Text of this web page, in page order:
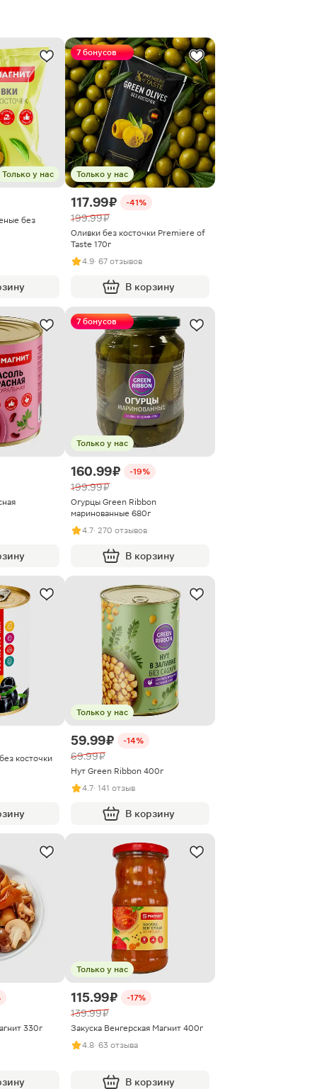
Только у нас
без
7 бонусов
Только у нас
117.99 ₽ -41%
199.99 ₽
Оливки без косточки Premiere of
Taste 170г
4.9· 67 отзывов
В корзину
7 бонусов
Только у нас
160.99 ₽ -19%
199.99 ₽
Огурцы Green Ribbon
маринованные 680г
4.7· 270 отзывов
В корзину
косточки
Только у нас
59.99 ₽ -14%
69.99 ₽
Нут Green Ribbon 400г
4.7· 141 отзыв
В корзину
330г
Только у нас
115.99 ₽ -17%
139.99 ₽
Закуска Венгерская Магнит 400г
4.8· 63 отзыва
В корзину